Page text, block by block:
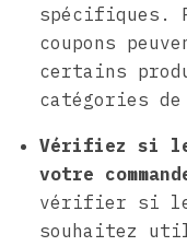
spécifiques.
coupons
certains
catégories
Vérifiez si le
votre
vérifier si le
souhaitez